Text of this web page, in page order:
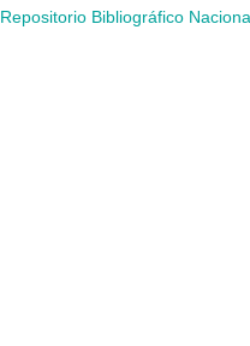
Repositorio Bibliográfico